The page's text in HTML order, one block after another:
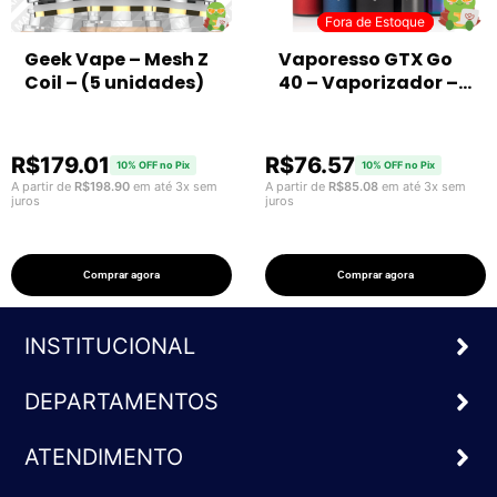
Geek Vape – Mesh Z
Coil – (5 unidades)
R$179.01 10% OFF no Pix
A partir de R$198.90 em até 3x sem
juros
Comprar agora
Fora de Estoque
Fora de Estoque
Vaporesso GTX Go
40 – Vaporizador –
R$76.57 10% OFF no Pix
A partir de R$85.08 em até 3x sem
juros
Comprar agora
INSTITUCIONAL
DEPARTAMENTOS
ATENDIMENTO